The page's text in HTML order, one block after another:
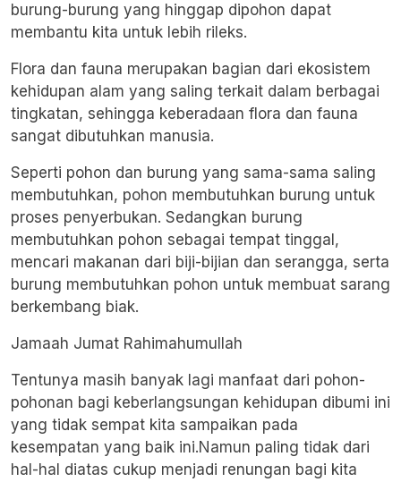
burung-burung yang hinggap dipohon dapat
membantu kita untuk lebih rileks.
Flora dan fauna merupakan bagian dari ekosistem
kehidupan alam yang saling terkait dalam berbagai
tingkatan, sehingga keberadaan flora dan fauna
sangat dibutuhkan manusia.
Seperti pohon dan burung yang sama-sama saling
membutuhkan, pohon membutuhkan burung untuk
proses penyerbukan. Sedangkan burung
membutuhkan pohon sebagai tempat tinggal,
mencari makanan dari biji-bijian dan serangga, serta
burung membutuhkan pohon untuk membuat sarang
berkembang biak.
Jamaah Jumat Rahimahumullah
Tentunya masih banyak lagi manfaat dari pohon-
pohonan bagi keberlangsungan kehidupan dibumi ini
yang tidak sempat kita sampaikan pada
kesempatan yang baik ini.Namun paling tidak dari
hal-hal diatas cukup menjadi renungan bagi kita